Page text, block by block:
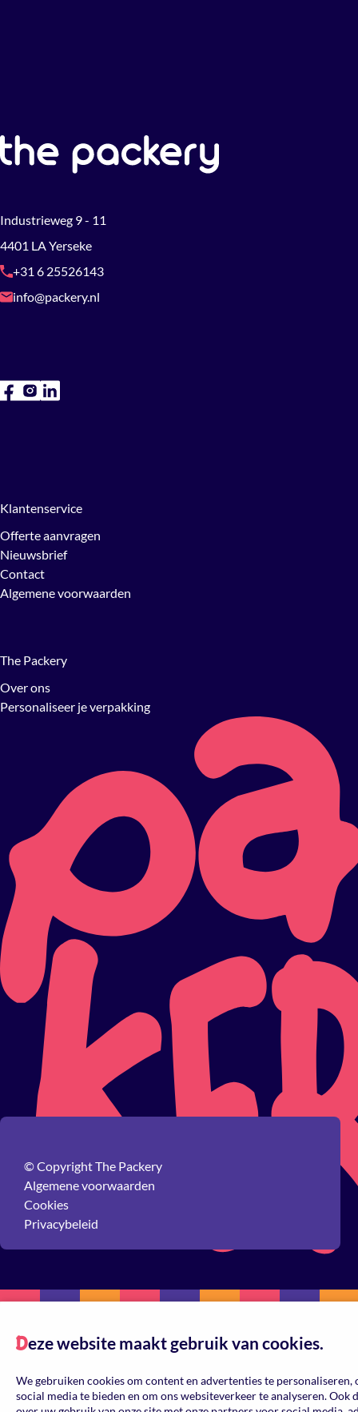
Industrieweg 9 - 11
4401 LA Yerseke
+31 6 25526143
info@packery.nl
Klantenservice
Offerte aanvragen
Nieuwsbrief
Contact
Algemene voorwaarden
The Packery
Over ons
Personaliseer je verpakking
© Copyright The Packery
Algemene voorwaarden
Cookies
Privacybeleid
Deze website maakt gebruik van cookies.
We gebruiken cookies om content en advertenties te
social media te bieden en om ons websiteverkeer te analyseren. Ook